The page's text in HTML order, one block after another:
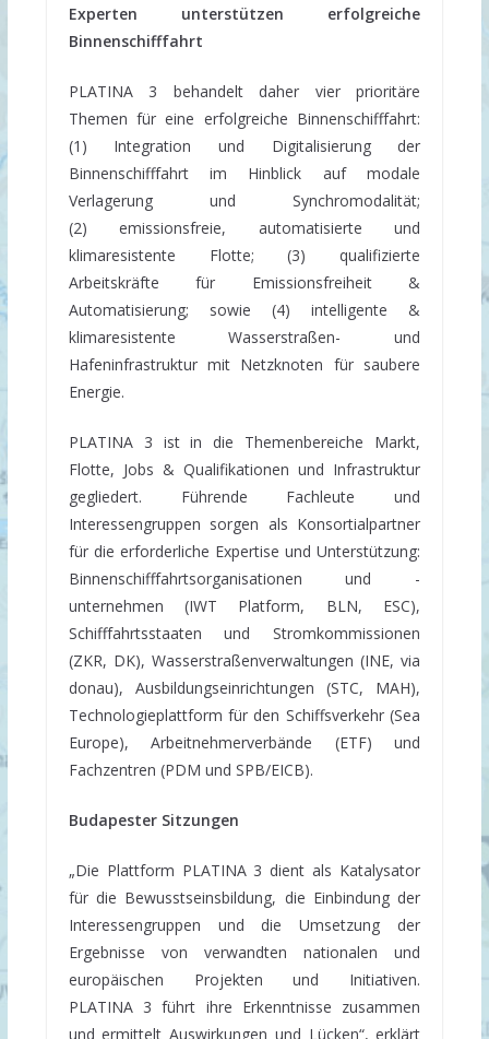
Experten unterstützen erfolgreiche
Binnenschifffahrt
PLATINA 3 behandelt daher vier prioritäre
Themen für eine erfolgreiche Binnenschifffahrt:
(1) Integration und Digitalisierung der
Binnenschifffahrt im Hinblick auf modale
Verlagerung und Synchromodalität;
(2) emissionsfreie, automatisierte und
klimaresistente Flotte; (3) qualifizierte
Arbeitskräfte für Emissionsfreiheit &
Automatisierung; sowie (4) intelligente &
klimaresistente Wasserstraßen- und
Hafeninfrastruktur mit Netzknoten für saubere
Energie.
PLATINA 3 ist in die Themenbereiche Markt,
Flotte, Jobs & Qualifikationen und Infrastruktur
gegliedert. Führende Fachleute und
Interessengruppen sorgen als Konsortialpartner
für die erforderliche Expertise und Unterstützung:
Binnenschifffahrtsorganisationen und -
unternehmen (IWT Platform, BLN, ESC),
Schifffahrtsstaaten und Stromkommissionen
(ZKR, DK), Wasserstraßenverwaltungen (INE, via
donau), Ausbildungseinrichtungen (STC, MAH),
Technologieplattform für den Schiffsverkehr (Sea
Europe), Arbeitnehmerverbände (ETF) und
Fachzentren (PDM und SPB/EICB).
Budapester Sitzungen
„Die Plattform PLATINA 3 dient als Katalysator
für die Bewusstseinsbildung, die Einbindung der
Interessengruppen und die Umsetzung der
Ergebnisse von verwandten nationalen und
europäischen Projekten und Initiativen.
PLATINA 3 führt ihre Erkenntnisse zusammen
und ermittelt Auswirkungen und Lücken“, erklärt